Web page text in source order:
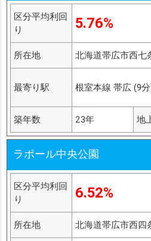
区分平均利回
り
5.76%
所在地 北海道帯広市西七
最寄り駅 根室本線 帯広 (9
築年数 23年 地
ラポール中央公園
区分平均利回
り
6.52%
所在地 北海道帯広市西四